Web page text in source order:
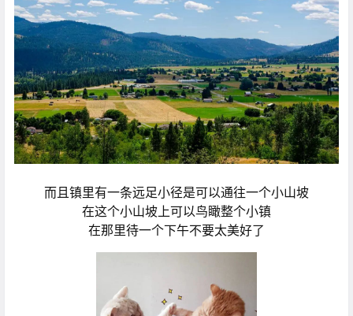
而且镇里有一条远足小径是可以通往一个小山坡
在这个小山坡上可以鸟瞰整个小镇
在那里待一个下午不要太美好了